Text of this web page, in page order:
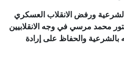
ورفض الانقلاب العسكري
محمد مرسي في وجه الانقلابيين
بالشرعية والحفاظ على إرادة